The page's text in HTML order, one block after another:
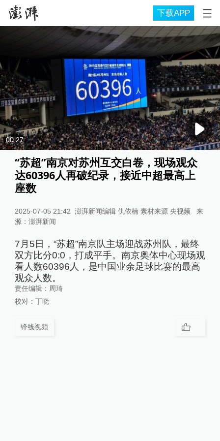
下载APP
00:27
“苏超”南京对苏州互交白卷，现场观众
达60396人再破纪录，接近中超最高上
座数
2025-07-05 21:42 澎湃新闻编辑 仇依楠 素材来源 央视频
来
源： 澎湃新闻
7月5日，“苏超”南京队主场迎战苏州队，最终
双方比分0:0，打成平手。南京奥体中心现场观
看人数60396人，是中国业余足球比赛的最高
观众人数。
责任编辑： 周琦
校对： 丁晓
锋线视频